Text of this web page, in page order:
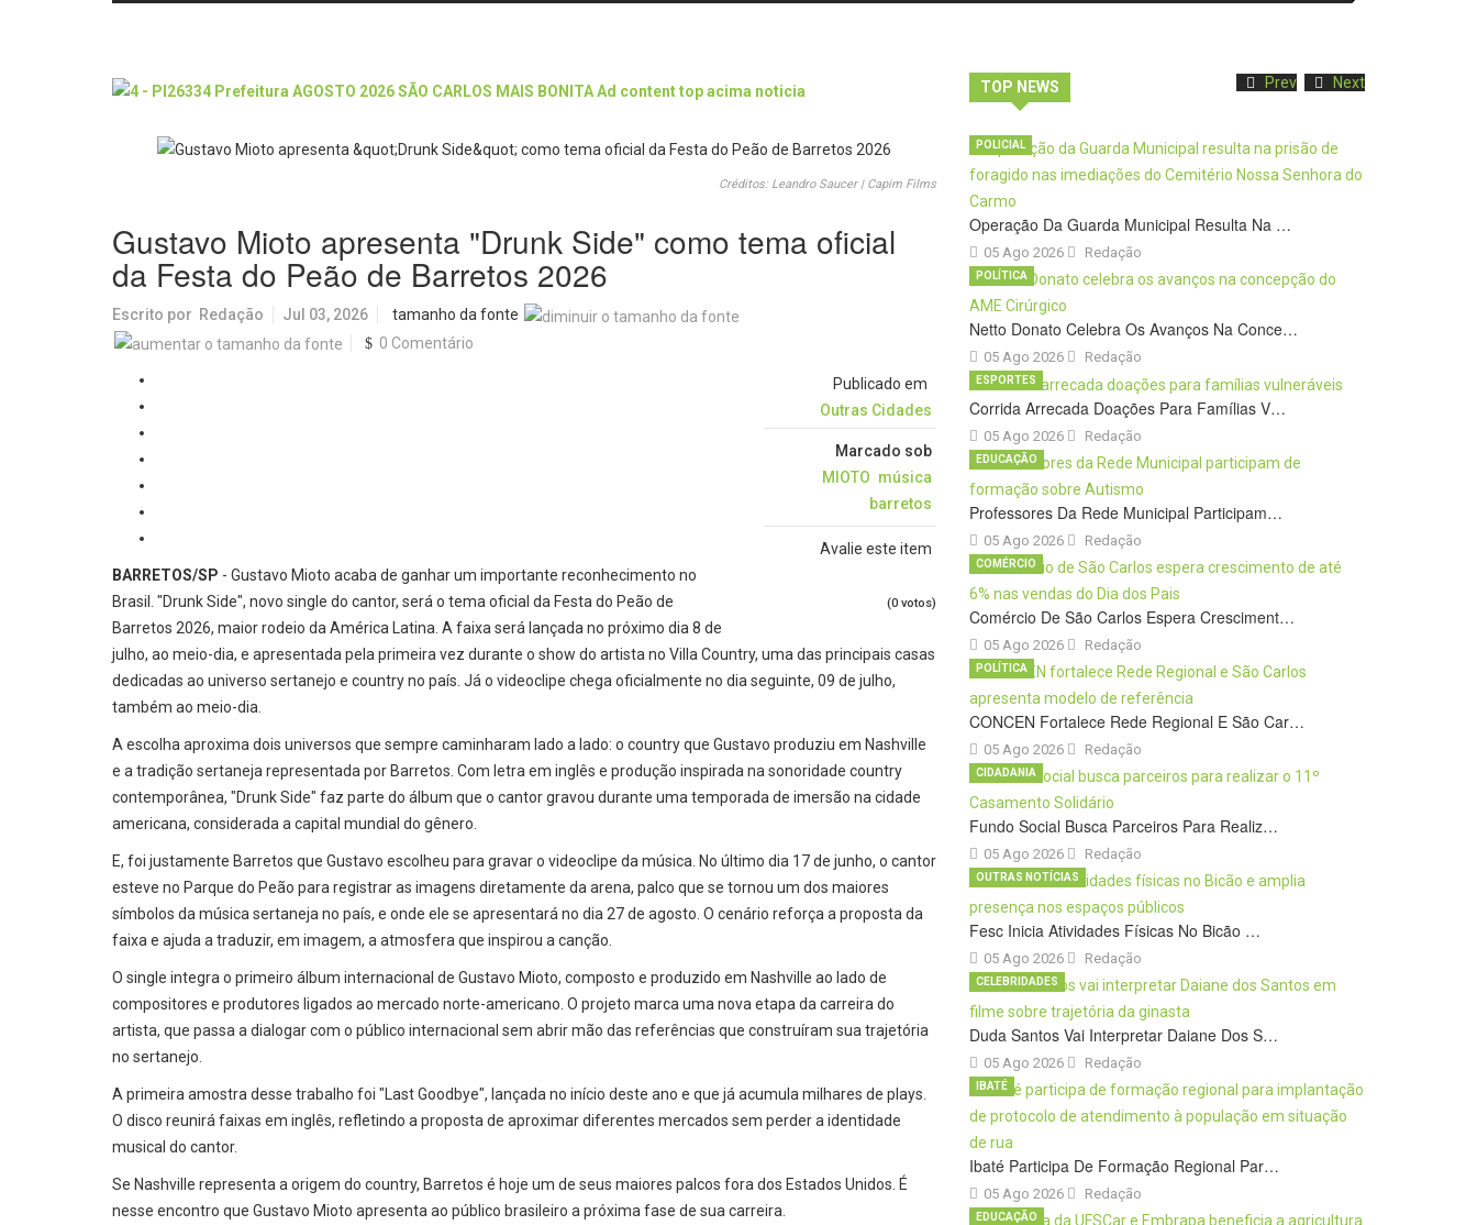
Créditos: Leandro Saucer | Capim Films
Gustavo Mioto apresenta "Drunk Side" como tema oficial
da Festa do Peão de Barretos 2026
Escrito por Redação Jul 03, 2026
tamanho da fonte
0 Comentário
Publicado em
Outras Cidades
Marcado sob
MIOTO música
barretos
Avalie este item
(0 votos)
BARRETOS/SP - Gustavo Mioto acaba de ganhar um importante reconhecimento no
Brasil. "Drunk Side", novo single do cantor, será o tema oficial da Festa do Peão de
Barretos 2026, maior rodeio da América Latina. A faixa será lançada no próximo dia 8 de
julho, ao meio-dia, e apresentada pela primeira vez durante o show do artista no Villa Country, uma das principais casas
dedicadas ao universo sertanejo e country no país. Já o videoclipe chega oficialmente no dia seguinte, 09 de julho,
também ao meio-dia.
A escolha aproxima dois universos que sempre caminharam lado a lado: o country que Gustavo produziu em Nashville
e a tradição sertaneja representada por Barretos. Com letra em inglês e produção inspirada na sonoridade country
contemporânea, "Drunk Side" faz parte do álbum que o cantor gravou durante uma temporada de imersão na cidade
americana, considerada a capital mundial do gênero.
E, foi justamente Barretos que Gustavo escolheu para gravar o videoclipe da música. No último dia 17 de junho, o cantor
esteve no Parque do Peão para registrar as imagens diretamente da arena, palco que se tornou um dos maiores
símbolos da música sertaneja no país, e onde ele se apresentará no dia 27 de agosto. O cenário reforça a proposta da
faixa e ajuda a traduzir, em imagem, a atmosfera que inspirou a canção.
O single integra o primeiro álbum internacional de Gustavo Mioto, composto e produzido em Nashville ao lado de
compositores e produtores ligados ao mercado norte-americano. O projeto marca uma nova etapa da carreira do
artista, que passa a dialogar com o público internacional sem abrir mão das referências que construíram sua trajetória
no sertanejo.
A primeira amostra desse trabalho foi "Last Goodbye", lançada no início deste ano e que já acumula milhares de plays.
O disco reunirá faixas em inglês, refletindo a proposta de aproximar diferentes mercados sem perder a identidade
musical do cantor.
Se Nashville representa a origem do country, Barretos é hoje um de seus maiores palcos fora dos Estados Unidos. É
nesse encontro que Gustavo Mioto apresenta ao público brasileiro a próxima fase de sua carreira.
TOP NEWS Prev Next
Operação Da Guarda Municipal Resulta Na …
05 Ago 2026
POLICIAL
Redação
Netto Donato Celebra Os Avanços Na Conce…
05 Ago 2026
POLÍTICA
Redação
Corrida Arrecada Doações Para Famílias V…
05 Ago 2026
ESPORTES
Redação
Professores Da Rede Municipal Participam…
05 Ago 2026
EDUCAÇÃO
Redação
Comércio De São Carlos Espera Cresciment…
05 Ago 2026
COMÉRCIO
Redação
CONCEN Fortalece Rede Regional E São Car…
05 Ago 2026
POLÍTICA
Redação
Fundo Social Busca Parceiros Para Realiz…
05 Ago 2026
CIDADANIA
Redação
Fesc Inicia Atividades Físicas No Bicão …
05 Ago 2026
OUTRAS NOTÍCIAS
Redação
Duda Santos Vai Interpretar Daiane Dos S…
05 Ago 2026
CELEBRIDADES
Redação
Ibaté Participa De Formação Regional Par…
05 Ago 2026
IBATÉ
Redação
EDUCAÇÃO